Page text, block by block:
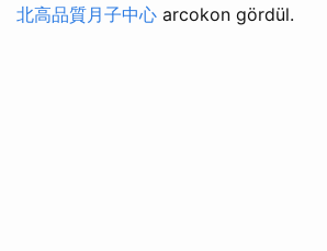
北高品質月子中心 arcokon gördül.